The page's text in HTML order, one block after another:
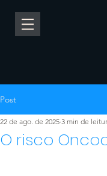
Post
O risco
22 de ago. de 2025 3 min de